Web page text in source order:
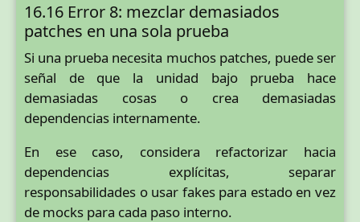
16.16 Error 8: mezclar demasiados
patches en una sola prueba
Si una prueba necesita muchos patches, puede ser
señal de que la unidad bajo prueba hace
demasiadas cosas o crea demasiadas
dependencias internamente.
En ese caso, considera refactorizar hacia
dependencias explícitas, separar
responsabilidades o usar fakes para estado en vez
de mocks para cada paso interno.